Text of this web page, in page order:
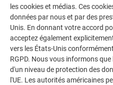
polyvalence de l’aluminium.
impressionnants avec les
durables de PREFA pour
façades.
VOIR DAVANTAGE DE
les cookies et médias. Ces
données par nous et par des
Unis. En donnant votre accord
acceptez également
vers les États-Unis
RGPD. Nous vous informons
d'un niveau de protection des
l'UE. Les autorités américaines